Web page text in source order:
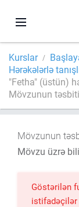
Kurslar
Hərəkələrlə
"Fetha" (üstün)
Mövzunun
Mövzunun
Mövzu üzrə
Göstərilən
istifadəçilər